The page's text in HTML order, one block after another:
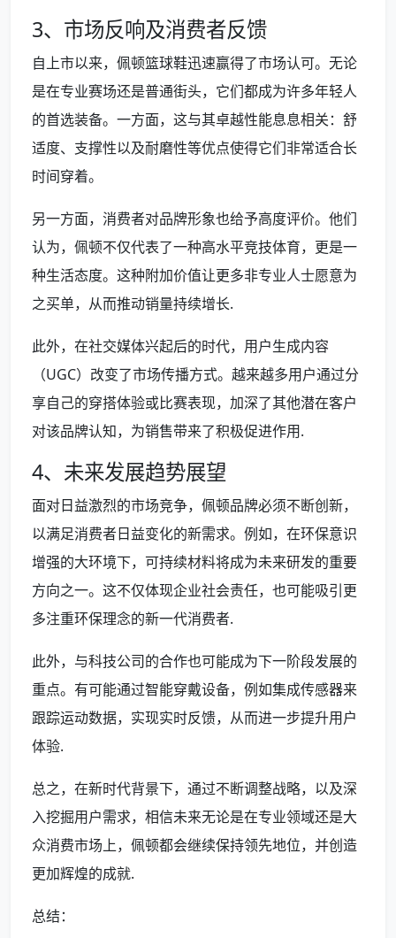
3、市场反响及消费者反馈
自上市以来，佩顿篮球鞋迅速赢得了市场认可。无论
是在专业赛场还是普通街头，它们都成为许多年轻人
的首选装备。一方面，这与其卓越性能息息相关：舒
适度、支撑性以及耐磨性等优点使得它们非常适合长
时间穿着。
另一方面，消费者对品牌形象也给予高度评价。他们
认为，佩顿不仅代表了一种高水平竞技体育，更是一
种生活态度。这种附加价值让更多非专业人士愿意为
之买单，从而推动销量持续增长.
此外，在社交媒体兴起后的时代，用户生成内容
（UGC）改变了市场传播方式。越来越多用户通过分
享自己的穿搭体验或比赛表现，加深了其他潜在客户
对该品牌认知，为销售带来了积极促进作用.
4、未来发展趋势展望
面对日益激烈的市场竞争，佩顿品牌必须不断创新，
以满足消费者日益变化的新需求。例如，在环保意识
增强的大环境下，可持续材料将成为未来研发的重要
方向之一。这不仅体现企业社会责任，也可能吸引更
多注重环保理念的新一代消费者.
此外，与科技公司的合作也可能成为下一阶段发展的
重点。有可能通过智能穿戴设备，例如集成传感器来
跟踪运动数据，实现实时反馈，从而进一步提升用户
体验.
总之，在新时代背景下，通过不断调整战略，以及深
入挖掘用户需求，相信未来无论是在专业领域还是大
众消费市场上，佩顿都会继续保持领先地位，并创造
更加辉煌的成就.
总结：